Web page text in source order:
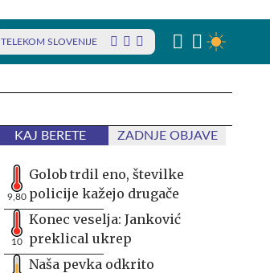
TELEKOM SLOVENIJE
KAJ BERETE ZADNJE OBJAVE
9,80
Golob trdil eno, številke
policije kažejo drugače
10
Konec veselja: Janković
preklical ukrep
Naša pevka odkrito